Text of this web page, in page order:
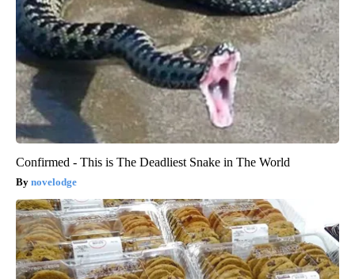
Confirmed - This is The Deadliest Snake in The World
novelodge